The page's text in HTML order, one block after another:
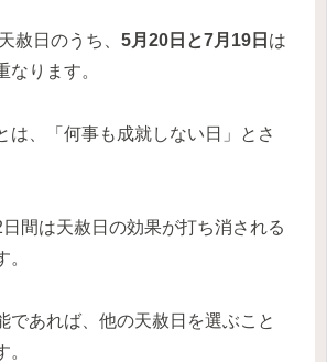
赦日のうち、 5月20日と7月19日 は
なります。
は、「何事も成就しない日」とさ
間は天赦日の効果が打ち消される
であれば、他の天赦日を選ぶこと